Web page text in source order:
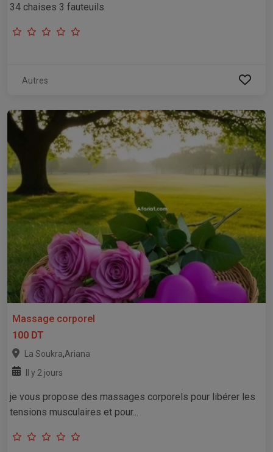
34 chaises 3 fauteuils
Autres
Massage corporel
100 DT
La Soukra,Ariana
Il y 2 jours
je vous propose des massages corporels pour libérer les
tensions musculaires et pour...